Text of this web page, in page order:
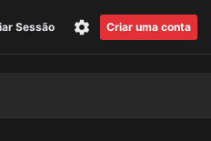
Criar uma conta
Sessão